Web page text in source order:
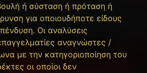
ή σύσταση ή πρόταση ή
για οποιουδήποτε είδους
Οι αναλύσεις
αναγνώστες /
με την κατηγοριοποίηση του
οι οποίοι δεν